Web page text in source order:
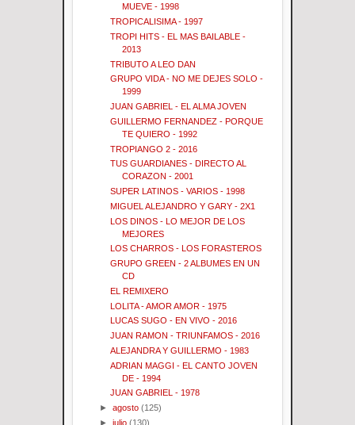
MUEVE - 1998
TROPICALISIMA - 1997
TROPI HITS - EL MAS BAILABLE -
2013
TRIBUTO A LEO DAN
GRUPO VIDA - NO ME DEJES SOLO -
1999
JUAN GABRIEL - EL ALMA JOVEN
GUILLERMO FERNANDEZ - PORQUE
TE QUIERO - 1992
TROPIANGO 2 - 2016
TUS GUARDIANES - DIRECTO AL
CORAZON - 2001
SUPER LATINOS - VARIOS - 1998
MIGUEL ALEJANDRO Y GARY - 2X1
LOS DINOS - LO MEJOR DE LOS
MEJORES
LOS CHARROS - LOS FORASTEROS
GRUPO GREEN - 2 ALBUMES EN UN
CD
EL REMIXERO
LOLITA - AMOR AMOR - 1975
LUCAS SUGO - EN VIVO - 2016
JUAN RAMON - TRIUNFAMOS - 2016
ALEJANDRA Y GUILLERMO - 1983
ADRIAN MAGGI - EL CANTO JOVEN
DE - 1994
JUAN GABRIEL - 1978
►agosto (125)
►julio (130)